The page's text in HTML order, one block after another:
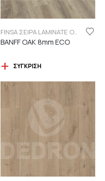
FINSA ΣΕΙΡΑ LAMINATE ORIGINAL "ECO LABEL"
BANFF OAK 8mm ECO
ΣΎΓΚΡΙΣΗ